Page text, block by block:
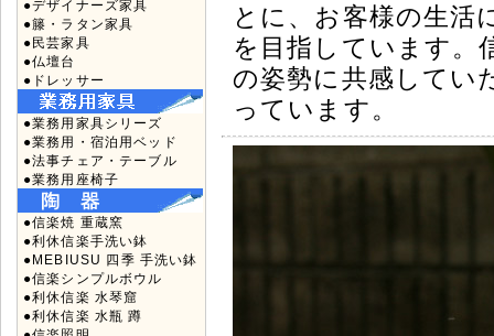
●デザイナーズ家具
●籐・ラタン家具
●民芸家具
●仏壇台
●ドレッサー
●業務用家具シリーズ
●業務用・宿泊用ベッド
●法事チェア・テーブル
●業務用座椅子
●信楽焼 重蔵窯
●利休信楽手洗い鉢
●MEBIUSU 四季 手洗い鉢
●信楽シンプルボウル
●利休信楽 水琴窟
●利休信楽 水瓶 蹲
とに、お客様の生活
を目指しています。
の姿勢に共感してい
っています。